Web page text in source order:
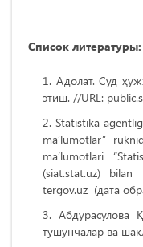
Список литературы:
Адолат. Суд
этиш. //URL:
Statistika
ma’lumotlar”
ma’lumotlari
(siat.stat.uz) bilan
tergov.uz (дата
Абдурасулова
тушунчалар ва